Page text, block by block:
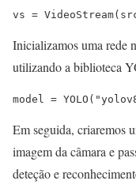
vs =
Inicializamos uma rede
utilizando a biblioteca
model =
Em seguida, criaremos
imagem da câmara e
deteção e